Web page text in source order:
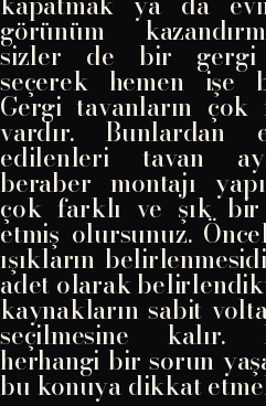
görünüm
sizler de bir gergi
seçerek hemen işe
Gergi tavanların
vardır. Bunlardan
edilenleri tavan
beraber montajı
çok farklı ve şık
etmiş olursunuz.
ışıkların
adet olarak
kaynakların sabit
seçilmesine kalır.
herhangi bir sorun
bu konuya dikkat